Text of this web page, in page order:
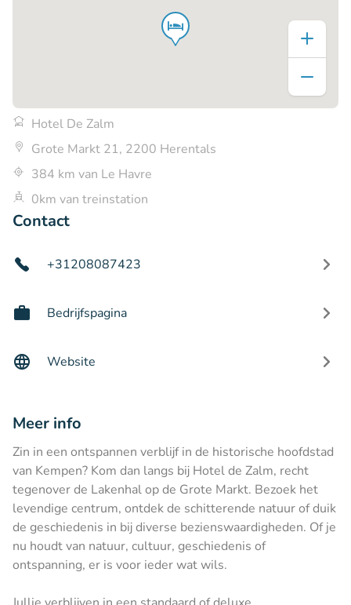
Hotel De Zalm
Grote Markt 21, 2200 Herentals
384 km van Le Havre
0km van treinstation
Contact
+31208087423
Bedrijfspagina
Website
Meer info
Zin in een ontspannen verblijf in de historische hoofdstad
van Kempen? Kom dan langs bij Hotel de Zalm, recht
tegenover de Lakenhal op de Grote Markt. Bezoek het
levendige centrum, ontdek de schitterende natuur of duik
de geschiedenis in bij diverse bezienswaardigheden. Of je
nu houdt van natuur, cultuur, geschiedenis of
ontspanning, er is voor ieder wat wils.